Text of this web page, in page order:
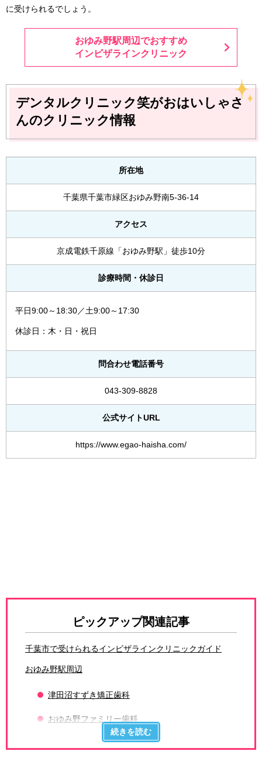
に受けられるでしょう。
おゆみ野駅周辺でおすすめ
インビザラインクリニック
デンタルクリニック笑がおはいしゃさ
んのクリニック情報
所在地
千葉県千葉市緑区おゆみ野南5-36-14
アクセス
京成電鉄千原線「おゆみ野駅」徒歩10分
診療時間・休診日
平日9:00～18:30／土9:00～17:30
休診日：木・日・祝日
問合わせ電話番号
043-309-8828
公式サイトURL
https://www.egao-haisha.com/
ピックアップ関連記事
千葉市で受けられるインビザラインクリニックガイド
おゆみ野駅周辺
津田沼すずき矯正歯科
おゆみ野ファミリー歯科